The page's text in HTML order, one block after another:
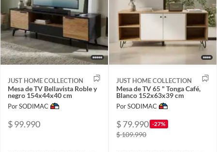
JUST HOME COLLECTION
Mesa de TV Bellavista Roble y
negro 154x44x40 cm
Por SODIMAC
$ 99.990
JUST HOME COLLECTION
Mesa de TV 65 " Tonga Café,
Blanco 152x63x39 cm
Por SODIMAC
$ 79.990 -27%
$ 109.990